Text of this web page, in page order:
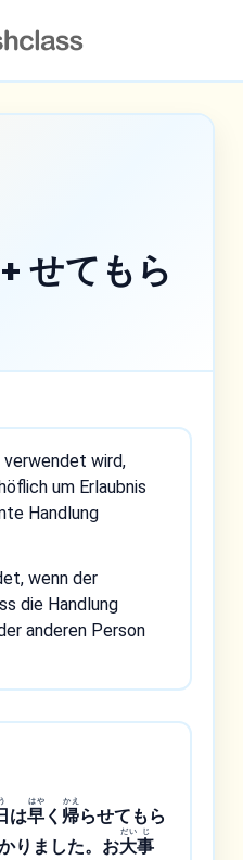
せてもら
verwendet wird,
um Erlaubnis
Handlung
wenn der
die Handlung
anderen Person
う
は早
はや
く 帰
かえ
らせてもら
りました。お大
だい
事
じ